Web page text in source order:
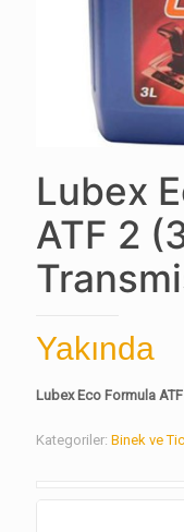
Lubex
ATF 2
Yakında
Lubex Eco Formula
Kategoriler: Binek ve